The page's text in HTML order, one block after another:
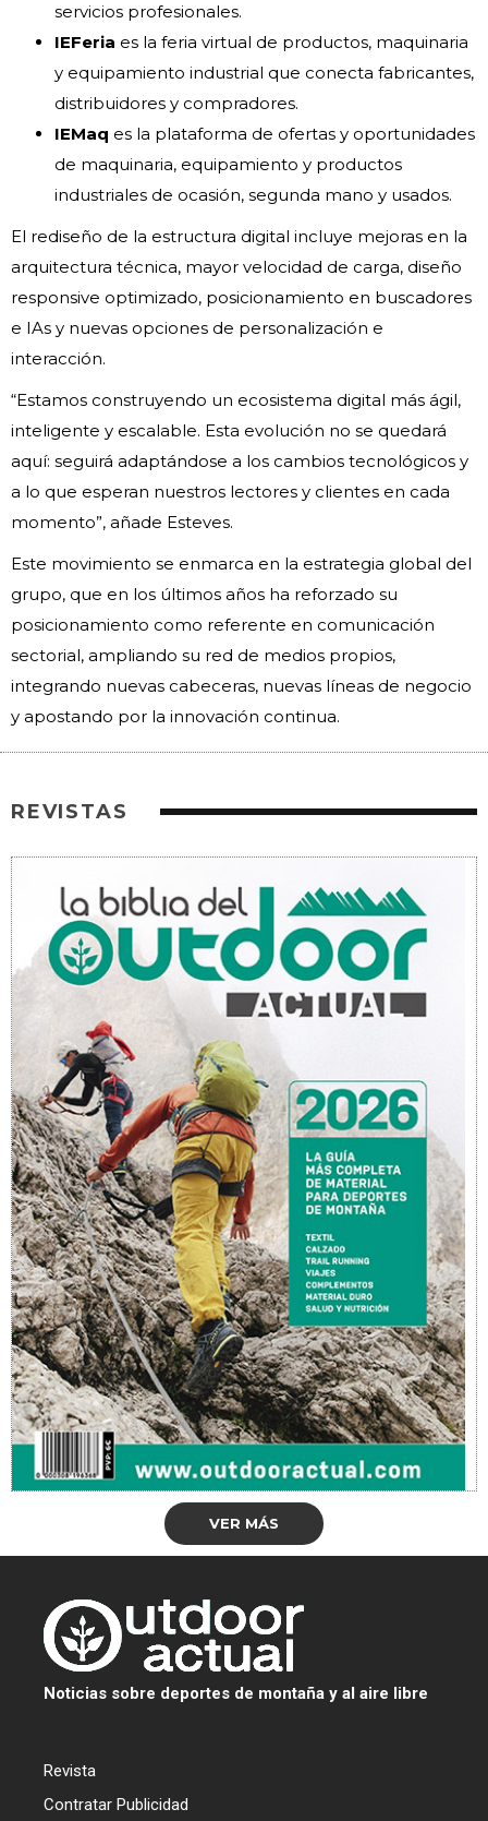
servicios profesionales.
IEFeria es la feria virtual de productos, maquinaria
y equipamiento industrial que conecta fabricantes,
distribuidores y compradores.
IEMaq es la plataforma de ofertas y oportunidades
de maquinaria, equipamiento y productos
industriales de ocasión, segunda mano y usados.
El rediseño de la estructura digital incluye mejoras en la
arquitectura técnica, mayor velocidad de carga, diseño
responsive optimizado, posicionamiento en buscadores
e IAs y nuevas opciones de personalización e
interacción.
“Estamos construyendo un ecosistema digital más ágil,
inteligente y escalable. Esta evolución no se quedará
aquí: seguirá adaptándose a los cambios tecnológicos y
a lo que esperan nuestros lectores y clientes en cada
momento”, añade Esteves.
Este movimiento se enmarca en la estrategia global del
grupo, que en los últimos años ha reforzado su
posicionamiento como referente en comunicación
sectorial, ampliando su red de medios propios,
integrando nuevas cabeceras, nuevas líneas de negocio
y apostando por la innovación continua.
REVISTAS
VER MÁS
Noticias sobre deportes de montaña y al aire libre
Revista
Contratar Publicidad